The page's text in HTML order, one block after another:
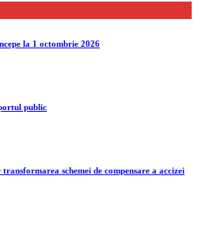
la 1 octombrie 2026
public
schemei de compensare a accizei